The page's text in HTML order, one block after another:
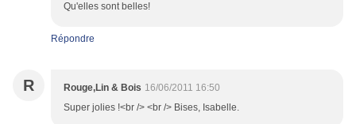
Qu'elles sont belles!
Répondre
R Rouge,Lin & Bois 16/06/2011 16:50
Super jolies !<br /> <br /> Bises, Isabelle.